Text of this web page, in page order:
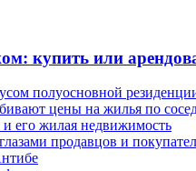
купить или
полуосновной
цены на жилья по
его жилая недвижимость
продавцов и